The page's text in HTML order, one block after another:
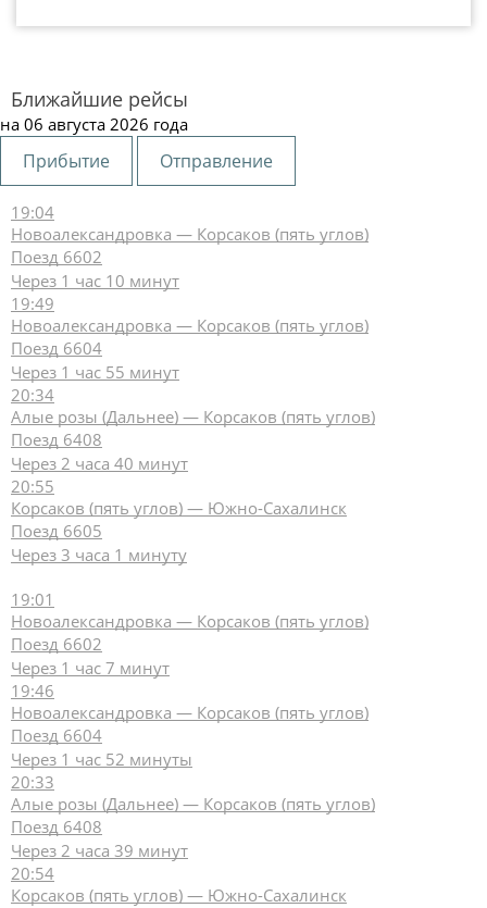
Ближайшие рейсы
на 06 августа 2026 года
Прибытие Отправление
19:04
Новоалександровка — Корсаков (пять углов)
Поезд 6602
Через 1 час 10 минут
19:49
Новоалександровка — Корсаков (пять углов)
Поезд 6604
Через 1 час 55 минут
20:34
Алые розы (Дальнее) — Корсаков (пять углов)
Поезд 6408
Через 2 часа 40 минут
20:55
Корсаков (пять углов) — Южно-Сахалинск
Поезд 6605
Через 3 часа 1 минуту
19:01
Новоалександровка — Корсаков (пять углов)
Поезд 6602
Через 1 час 7 минут
19:46
Новоалександровка — Корсаков (пять углов)
Поезд 6604
Через 1 час 52 минуты
20:33
Алые розы (Дальнее) — Корсаков (пять углов)
Поезд 6408
Через 2 часа 39 минут
20:54
Корсаков (пять углов) — Южно-Сахалинск